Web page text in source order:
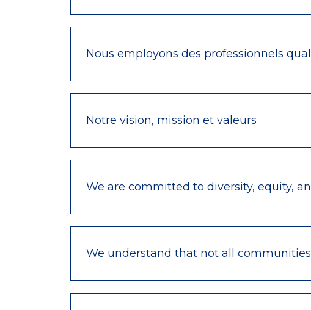
Nous employons des professionnels
Notre vision, mission et valeurs
We are committed to diversity, equity,
We understand that not all